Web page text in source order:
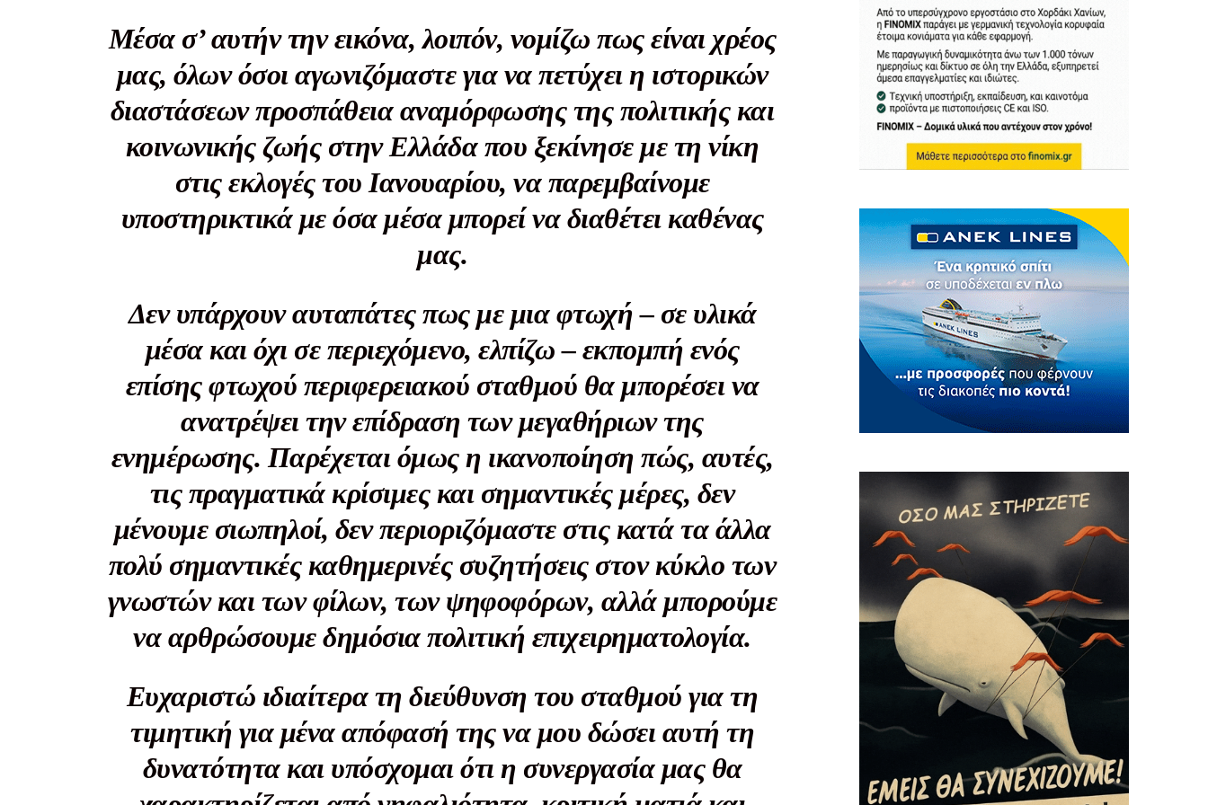
Σας ευχαριστούμε θερμά.
Μέσα σ’ αυτήν την εικόνα, λοιπόν, νομίζω πως είναι χρέος
μας, όλων όσοι αγωνιζόμαστε για να πετύχει η ιστορικών
διαστάσεων προσπάθεια αναμόρφωσης της πολιτικής και
κοινωνικής ζωής στην Ελλάδα που ξεκίνησε με τη νίκη
στις εκλογές του Ιανουαρίου, να παρεμβαίνομε
υποστηρικτικά με όσα μέσα μπορεί να διαθέτει καθένας
μας.
Δεν υπάρχουν αυταπάτες πως με μια φτωχή – σε υλικά
μέσα και όχι σε περιεχόμενο, ελπίζω – εκπομπή ενός
επίσης φτωχού περιφερειακού σταθμού θα μπορέσει να
ανατρέψει την επίδραση των μεγαθήριων της
ενημέρωσης. Παρέχεται όμως η ικανοποίηση πώς, αυτές,
τις πραγματικά κρίσιμες και σημαντικές μέρες, δεν
μένουμε σιωπηλοί, δεν περιοριζόμαστε στις κατά τα άλλα
πολύ σημαντικές καθημερινές συζητήσεις στον κύκλο των
γνωστών και των φίλων, των ψηφοφόρων, αλλά μπορούμε
να αρθρώσουμε δημόσια πολιτική επιχειρηματολογία.
Ευχαριστώ ιδιαίτερα τη διεύθυνση του σταθμού για τη
τιμητική για μένα απόφασή της να μου δώσει αυτή τη
δυνατότητα και υπόσχομαι ότι η συνεργασία μας θα